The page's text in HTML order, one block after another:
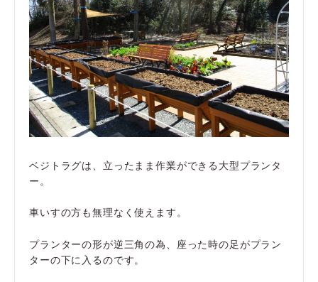
ベジトラグは、立ったまま作業ができる大型プランタ
ー。
車いすの方も無理なく使えます。
プランターの形が逆三角の為、座った時の足がプラン
ターの下に入るのです。